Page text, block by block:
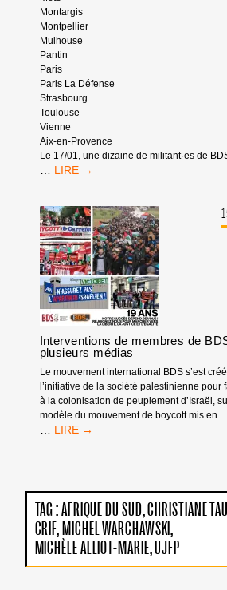
Montargis
Montpellier
Mulhouse
Pantin
Paris
Paris La Défense
Strasbourg
Toulouse
Vienne
Aix-en-Provence
Le 17/01, une dizaine de militant·es de
[EN
ACTIONS
BANQUE
COMPLICE
EN
2025
Interventions de membres de
plusieurs médias
Le mouvement international BDS s’est
l’initiative de la société palestinienne pour
à la colonisation de peuplement d’Israël,
modèle du mouvement de boycott mis en
INTERVENTIONS
DANS
PLUSIEURS
MÉDIAS
TAG :AFRIQUE DU SUD CHRISTIANE
CRIF MICHEL WARCHAWSKI
MICHÈLE ALLIOT-MARIE UJFP